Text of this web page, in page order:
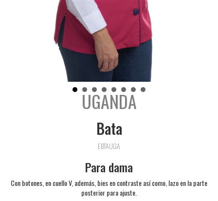
UGANDA
Bata
EBTAUGA
Para dama
Con botones, en cuello V, además, bies en contraste así como, lazo en la parte
posterior para ajuste.